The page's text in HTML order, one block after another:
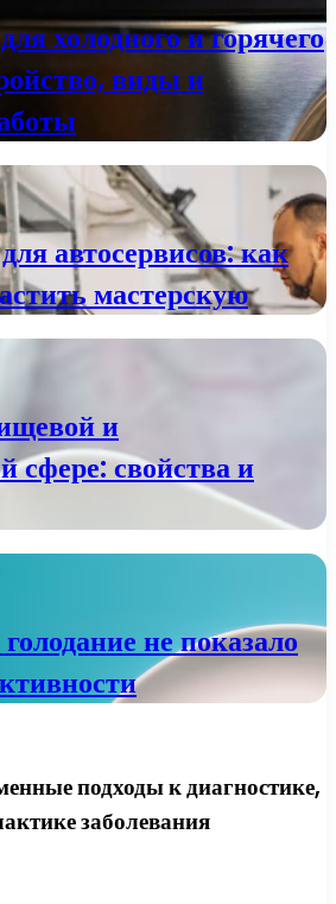
холодного и горячего
виды и
автосервисов: как
мастерскую
и
свойства и
не показало
подходы к диагностике,
заболевания